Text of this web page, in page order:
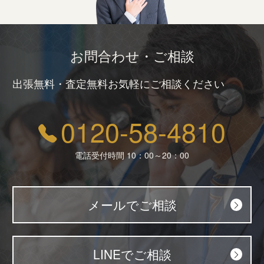
お問合わせ・ご相談
出張無料・査定無料お気軽にご相談ください
0120-58-4810
電話受付時間 10：00～20：00
メールでご相談
LINEでご相談